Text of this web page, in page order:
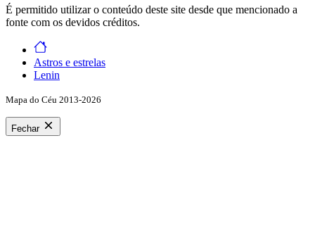
É permitido utilizar o conteúdo deste site desde que mencionado a
fonte com os devidos créditos.
Astros e estrelas
Lenin
Mapa do Céu 2013-2026
Fechar